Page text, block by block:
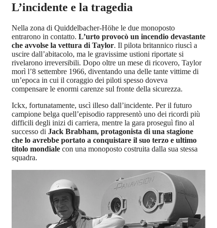
L’incidente e la tragedia
Nella zona di Quiddelbacher-Höhe le due monoposto
entrarono in contatto. L’urto provocò un incendio devastante
che avvolse la vettura di Taylor. Il pilota britannico riuscì a
uscire dall’abitacolo, ma le gravissime ustioni riportate si
rivelarono irreversibili. Dopo oltre un mese di ricovero, Taylor
morì l’8 settembre 1966, diventando una delle tante vittime di
un’epoca in cui il coraggio dei piloti spesso doveva
compensare le enormi carenze sul fronte della sicurezza.
Ickx, fortunatamente, uscì illeso dall’incidente. Per il futuro
campione belga quell’episodio rappresentò uno dei ricordi più
difficili degli inizi di carriera, mentre la gara proseguì fino al
successo di Jack Brabham, protagonista di una stagione
che lo avrebbe portato a conquistare il suo terzo e ultimo
titolo mondiale con una monoposto costruita dalla sua stessa
squadra.